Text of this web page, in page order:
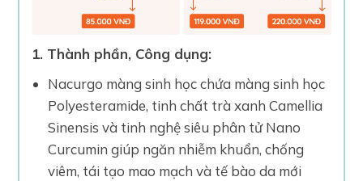
1. Thành phần, Công dụng:
Nacurgo màng sinh học chứa màng sinh học
Polyesteramide, tinh chất trà xanh Camellia
Sinensis và tinh nghệ siêu phân tử Nano
Curcumin giúp ngăn nhiễm khuẩn, chống
viêm, tái tạo mao mạch và tế bào da mới